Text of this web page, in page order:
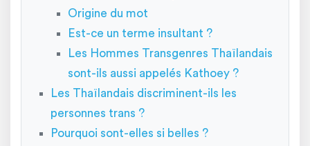
Origine du mot
Est-ce un terme insultant ?
Les Hommes Transgenres Thaïlandais
sont-ils aussi appelés Kathoey ?
Les Thaïlandais discriminent-ils les
personnes trans ?
Pourquoi sont-elles si belles ?